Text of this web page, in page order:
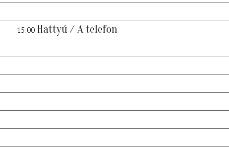
15:00 Hattyú / A telefon